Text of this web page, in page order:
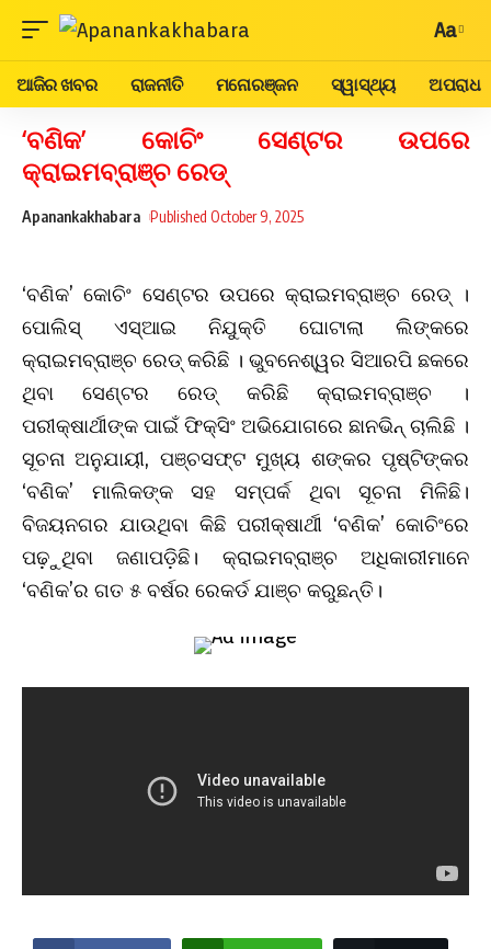
Aa
ଆଜିର ଖବର ରାଜନୀତି ମନୋରଞ୍ଜନ ସ୍ୱାସ୍ଥ୍ୟ ଅପରାଧ
‘ବଣିକ’ କୋଚିଂ ସେଣ୍ଟର ଉପରେ
କ୍ରାଇମବ୍ରାଞ୍ଚ ରେଡ୍
Apanankakhabara Published October 9, 2025
‘ବଣିକ’ କୋଚିଂ ସେଣ୍ଟର ଉପରେ କ୍ରାଇମବ୍ରାଞ୍ଚ ରେଡ୍ ।
ପୋଲିସ୍ ଏସ୍‌ଆଇ ନିଯୁକ୍ତି ଘୋଟାଲା ଲିଙ୍କରେ
କ୍ରାଇମବ୍ରାଞ୍ଚ ରେଡ୍ କରିଛି । ଭୁବନେଶ୍ୱର ସିଆରପି ଛକରେ
ଥିବା ସେଣ୍ଟର ରେଡ୍ କରିଛି କ୍ରାଇମବ୍ରାଞ୍ଚ ।
ପରୀକ୍ଷାର୍ଥୀଙ୍କ ପାଇଁ ଫିକ୍ସିଂ ଅଭିଯୋଗରେ ଛାନଭିନ୍ ଚାଲିଛି ।
ସୂଚନା ଅନୁଯାୟୀ, ପଞ୍ଚସଫ୍ଟ ମୁଖ୍ୟ ଶଙ୍କର ପୃଷ୍ଟିଙ୍କର
‘ବଣିକ’ ମାଲିକଙ୍କ ସହ ସମ୍ପର୍କ ଥିବା ସୂଚନା ମିଳିଛି।
ବିଜୟନଗର ଯାଉଥିବା କିଛି ପରୀକ୍ଷାର୍ଥୀ ‘ବଣିକ’ କୋଚିଂରେ
ପଢ଼ୁଥିବା ଜଣାପଡ଼ିଛି। କ୍ରାଇମବ୍ରାଞ୍ଚ ଅଧିକାରୀମାନେ
‘ବଣିକ’ର ଗତ ୫ ବର୍ଷର ରେକର୍ଡ ଯାଞ୍ଚ କରୁଛନ୍ତି।